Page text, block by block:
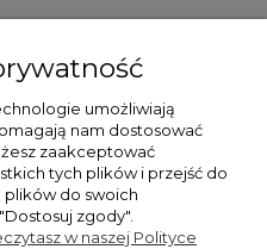
dostawa
umożliwiają
nam dostosować
zaakceptować
tych plików i przejść do
plików do swoich
zgody".
w naszej Polityce